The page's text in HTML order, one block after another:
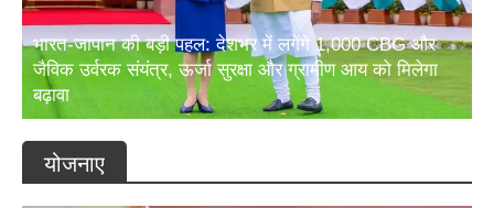
भारत-जापान की बड़ी पहल: देशभर में लगेंगे 1,000 CBG और
जैविक उर्वरक संयंत्र, ऊर्जा सुरक्षा और ग्रामीण आय को मिलेगा
बढ़ावा
योजनाए